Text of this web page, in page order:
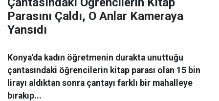
Parasını Çaldı, O Anlar Kameraya
Yansıdı
Konya'da kadın öğretmenin durakta unuttuğu
çantasındaki öğrencilerin kitap parası olan 15 bin
lirayı aldıktan sonra çantayı farklı bir mahalleye
bırakıp...